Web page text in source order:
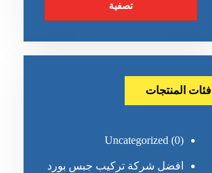
تصفية
فئات المنتجات
Uncategorized (0)
افضل شركة تركيب جبس بورد